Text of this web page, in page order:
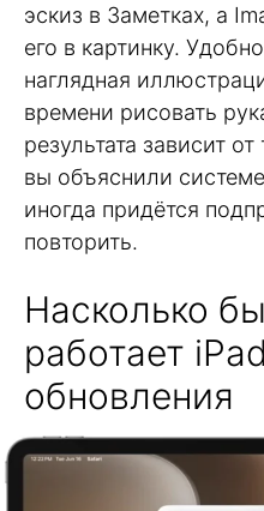
эскиз в Заметках, а
его в картинку.
наглядная
времени рисовать
результата зависит
вы объяснили
иногда придётся
повторить.
Насколько
работает
обновления